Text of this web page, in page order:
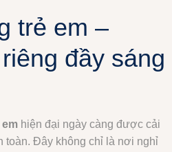
trẻ em –
đầy sáng
hiện đại ngày càng được cải
toàn. Đây không chỉ là nơi nghỉ